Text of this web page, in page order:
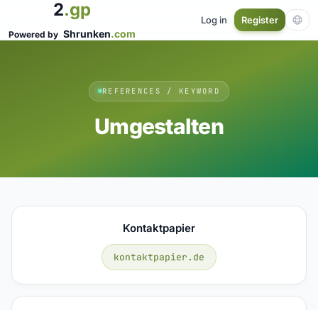
2.gp
Powered by Shrunken.com
Log in Register
REFERENCES / KEYWORD
Umgestalten
Kontaktpapier
kontaktpapier.de